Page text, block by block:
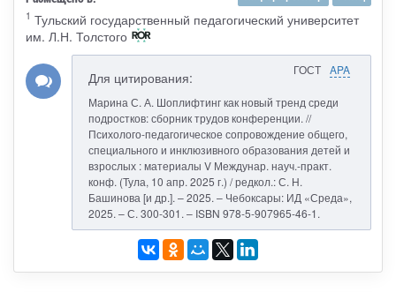
1 Тульский государственный педагогический университет
им. Л.Н. Толстого
ГОСТ APA
Для цитирования:
Марина С. А. Шоплифтинг как новый тренд среди
подростков: сборник трудов конференции. //
Психолого-педагогическое сопровождение общего,
специального и инклюзивного образования детей и
взрослых : материалы V Междунар. науч.-практ.
конф. (Тула, 10 апр. 2025 г.) / редкол.: С. Н.
Башинова [и др.]. – 2025. – Чебоксары: ИД «Среда»,
2025. – С. 300-301. – ISBN 978-5-907965-46-1.